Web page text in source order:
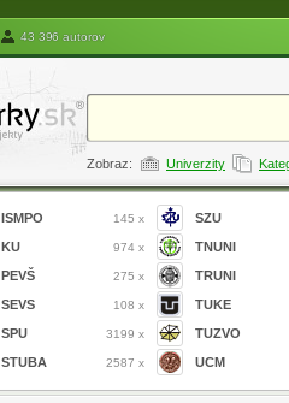
43 396 autorov
Zobraz: Univerzity
ISMPO 145 x
KU 974 x
PEVŠ 275 x
SEVS 108 x
SPU 3199 x
STUBA 2587 x
SZU
TNUNI
TRUNI
TUKE
TUZVO
UCM